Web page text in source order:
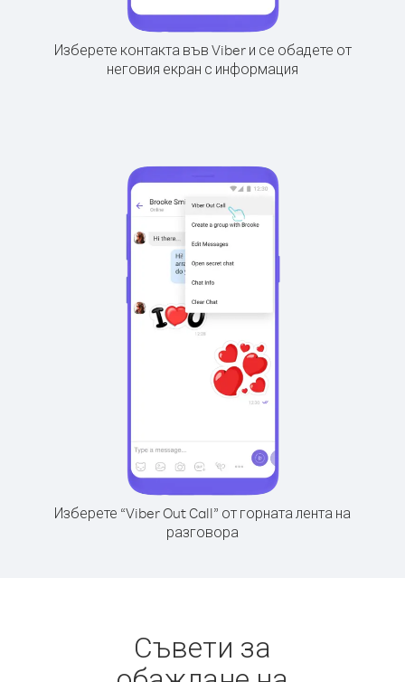
Изберете контакта във Viber и се обадете от
неговия екран с информация
Изберете “Viber Out Call” от горната лента на
разговора
Съвети за